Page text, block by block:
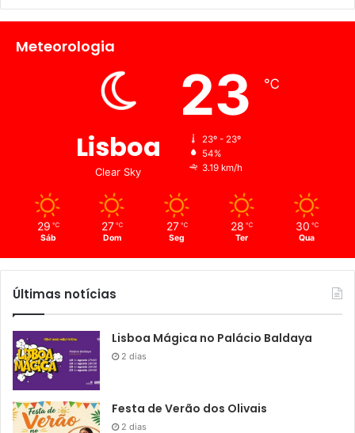
Meteorologia
Lisboa
Clear Sky
23 ℃
23º - 23º
54%
3.19 km/h
29 ℃
Sáb
27 ℃
Dom
27 ℃
Seg
28 ℃
Ter
30 ℃
Qua
Últimas notícias
Lisboa Mágica no Palácio Baldaya
2 dias
Festa de Verão dos Olivais
2 dias